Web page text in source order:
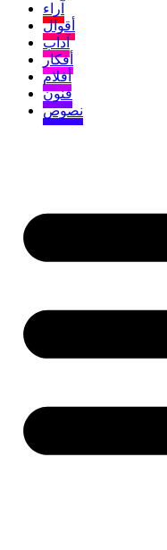
آراء
أقوال
آداب
أفكار
أفلام
فنون
نصوص